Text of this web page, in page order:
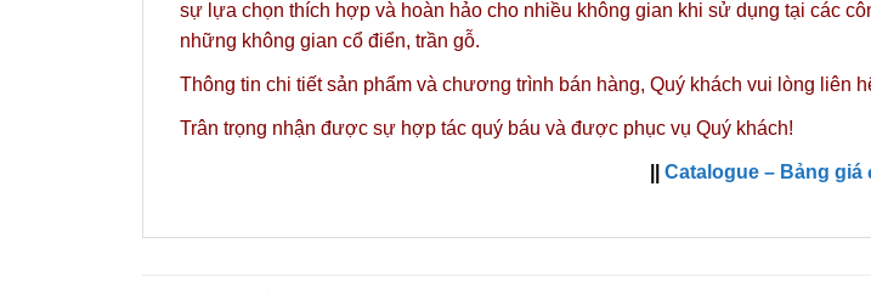
sự lựa chọn thích hợp và hoàn hảo cho nhiều không gian khi sử dụng tại các
những không gian cổ điển, trần gỗ.
Thông tin chi tiết sản phẩm và chương trình bán hàng, Quý khách vui lòng liên
Trân trọng nhận được sự hợp tác quý báu và được phục vụ Quý khách!
Catalogue – Bảng giá